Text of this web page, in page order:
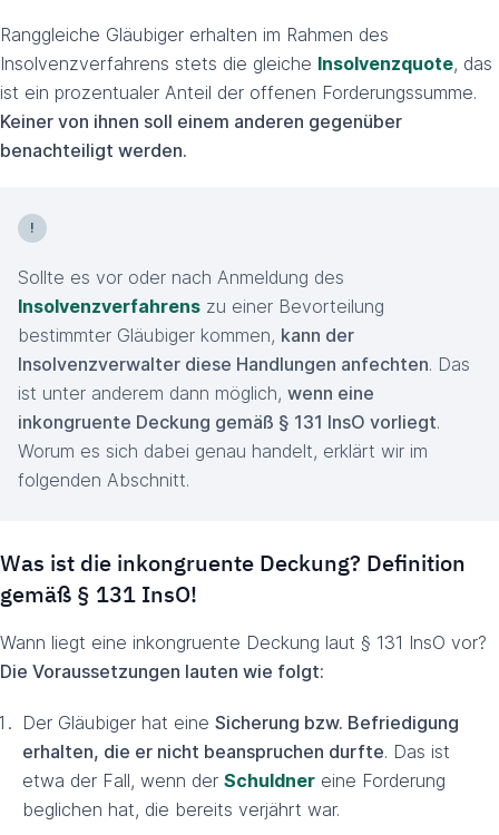
Ranggleiche Gläubiger erhalten im Rahmen des
Insolvenzverfahrens stets die gleiche Insolvenzquote, das
ist ein prozentualer Anteil der offenen Forderungssumme.
Keiner von ihnen soll einem anderen gegenüber
benachteiligt werden.
Sollte es vor oder nach Anmeldung des
Insolvenzverfahrens zu einer Bevorteilung
bestimmter Gläubiger kommen, kann der
Insolvenzverwalter diese Handlungen anfechten. Das
ist unter anderem dann möglich, wenn eine
inkongruente Deckung gemäß § 131 InsO vorliegt.
Worum es sich dabei genau handelt, erklärt wir im
folgenden Abschnitt.
Was ist die inkongruente Deckung? Definition
gemäß § 131 InsO!
Wann liegt eine inkongruente Deckung laut § 131 InsO vor?
Die Voraussetzungen lauten wie folgt:
Der Gläubiger hat eine Sicherung bzw. Befriedigung
erhalten, die er nicht beanspruchen durfte. Das ist
etwa der Fall, wenn der Schuldner eine Forderung
beglichen hat, die bereits verjährt war.